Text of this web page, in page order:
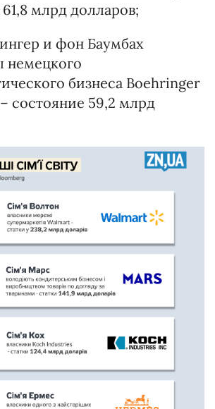
млрд долларов;
и фон Баумбах
немецкого
бизнеса Boehringer
состояние 59,2 млрд